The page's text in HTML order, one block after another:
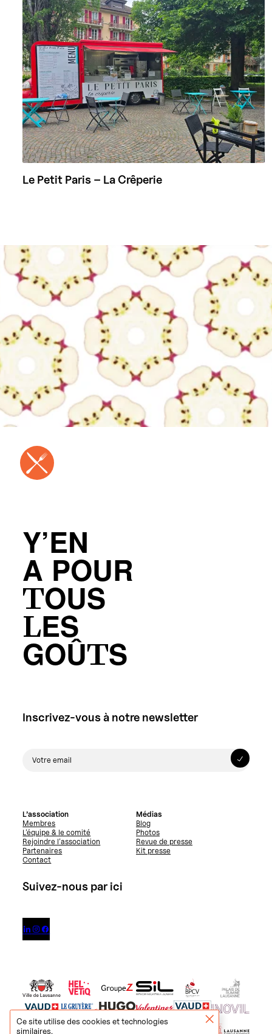
Ce site utilise des cookies et technologies
similaires.
Le Petit Paris – La Crêperie
Y’EN
A POUR
TOUS
LES
GOÛTS
Inscrivez-vous à notre newsletter
L’association
Membres
L’équipe & le comité
Rejoindre l’association
Partenaires
Contact
Médias
Blog
Photos
Revue de presse
Kit presse
Suivez-nous par ici
  